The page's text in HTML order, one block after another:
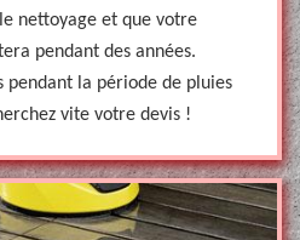
nettoyage et que votre
pendant des années.
pendant la période de pluies
vite votre devis !